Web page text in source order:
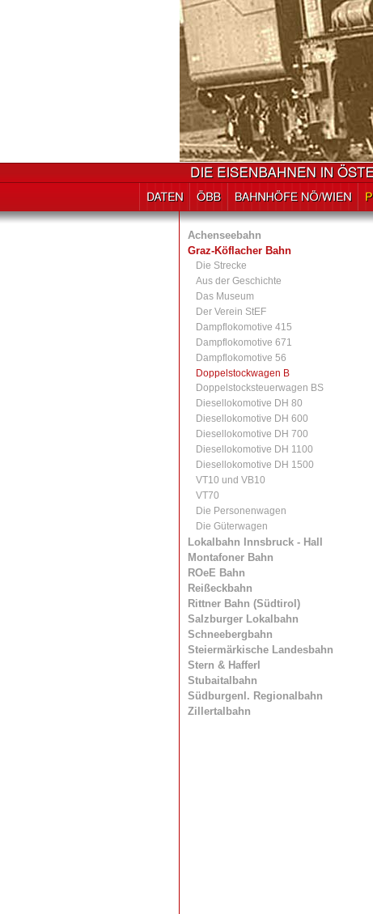
Achenseebahn
Graz-Köflacher Bahn
Die Strecke
Aus der Geschichte
Das Museum
Der Verein StEF
Dampflokomotive 415
Dampflokomotive 671
Dampflokomotive 56
Doppelstockwagen B
Doppelstocksteuerwagen BS
Diesellokomotive DH 80
Diesellokomotive DH 600
Diesellokomotive DH 700
Diesellokomotive DH 1100
Diesellokomotive DH 1500
VT10 und VB10
VT70
Die Personenwagen
Die Güterwagen
Lokalbahn Innsbruck - Hall
Montafoner Bahn
ROeE Bahn
Reißeckbahn
Rittner Bahn (Südtirol)
Salzburger Lokalbahn
Schneebergbahn
Steiermärkische Landesbahn
Stern & Hafferl
Stubaitalbahn
Südburgenl. Regionalbahn
Zillertalbahn